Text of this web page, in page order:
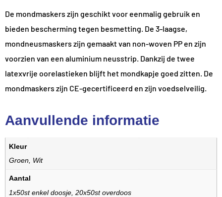
De mondmaskers zijn geschikt voor eenmalig gebruik en
bieden bescherming tegen besmetting. De 3-laagse,
mondneusmaskers zijn gemaakt van non-woven PP en zijn
voorzien van een aluminium neusstrip. Dankzij de twee
latexvrije oorelastieken blijft het mondkapje goed zitten. De
mondmaskers zijn CE-gecertificeerd en zijn voedselveilig.
Aanvullende informatie
Kleur
Groen, Wit
Aantal
1x50st enkel doosje, 20x50st overdoos